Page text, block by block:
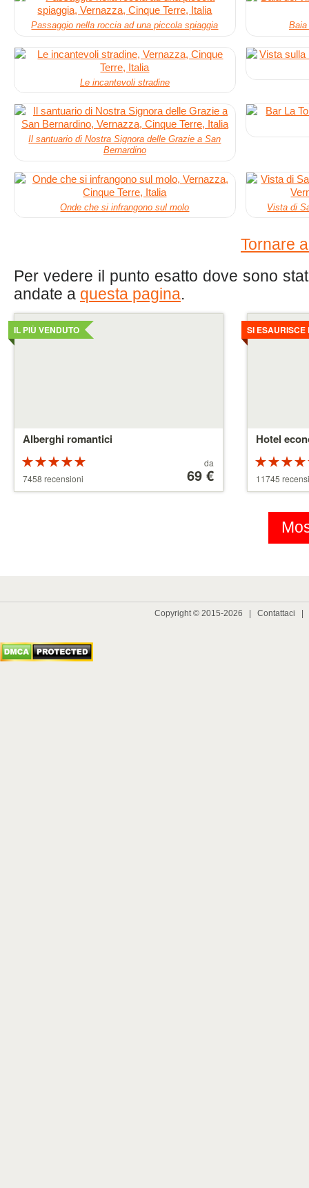
Passaggio nella roccia ad una piccola spiaggia Baia
Le incantevoli stradine
Il santuario di Nostra Signora delle Grazie a San
Bernardino
Onde che si infrangono sul molo Vista di
Tornare
Per vedere il punto esatto dove sono
andate a questa pagina.
Alberghi romantici
IL PIÙ VENDUTO
7458 recensioni
da
da
69 €
Dettagli
Hotel
SI ESAURISCE
11745
Dettagli
Copyright © 2015-2026 | Contattaci